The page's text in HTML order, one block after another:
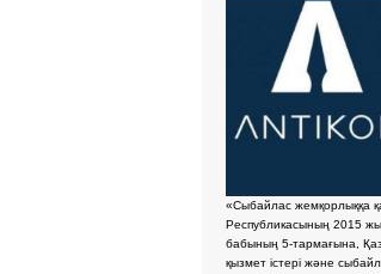
«Сыбайлас жемқорлыққа
Республикасының 2015
бабының 5-тармағына,
қызмет істері және